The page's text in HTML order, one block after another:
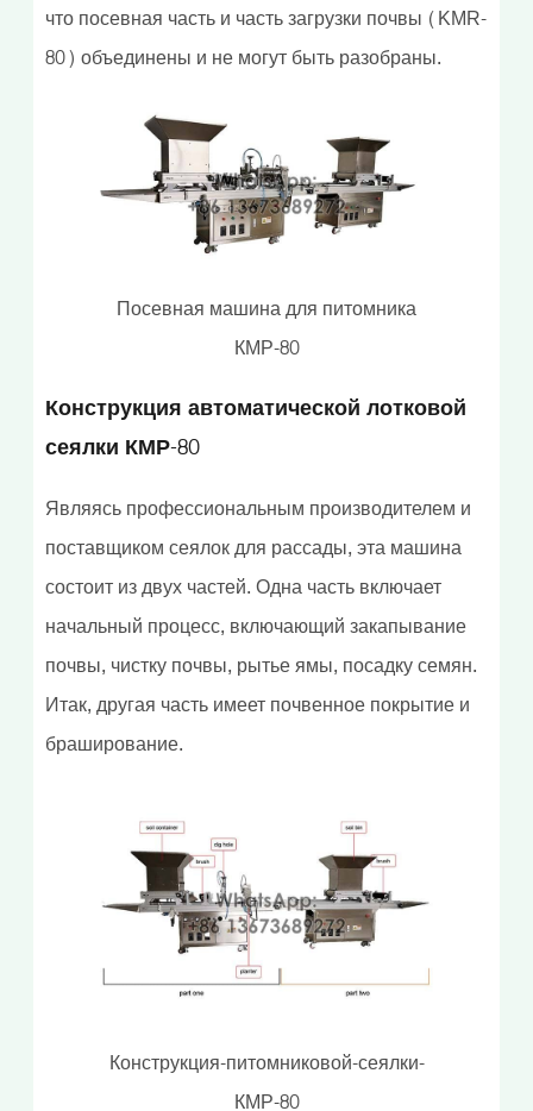
что посевная часть и часть загрузки почвы (KMR-
80) объединены и не могут быть разобраны.
Посевная машина для питомника
КМР-80
Конструкция автоматической лотковой
сеялки КМР-80
Являясь профессиональным производителем и
поставщиком сеялок для рассады, эта машина
состоит из двух частей. Одна часть включает
начальный процесс, включающий закапывание
почвы, чистку почвы, рытье ямы, посадку семян.
Итак, другая часть имеет почвенное покрытие и
браширование.
Конструкция-питомниковой-сеялки-
КМР-80